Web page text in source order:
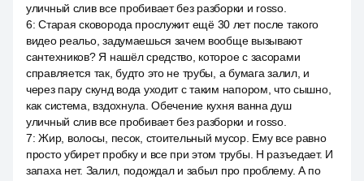
уличный слив все пробивает без разборки и rosso.
6:Старая сковорода прослужит ещё 30 лет после такого
видео реальо, задумаешься зачем вообще вызывают
сантехников? Я нашёл средство, которое с засорами
справляется так, будто это не трубы, а бумага залил, и
через пару скунд вода уходит с таким напором, что сышно,
как система, вздохнула. Обечение кухня ванна душ
уличный слив все пробивает без разборки и rosso.
7:Жир, волосы, песок, стоительный мусор. Ему все равно
просто убирет пробку и все при этом трубы. Н разъедает. И
запаха нет. Залил, подождал и забыл про проблему. А по